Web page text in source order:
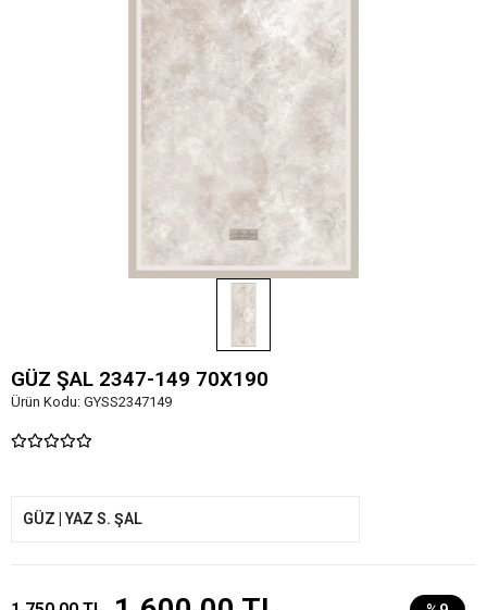
GÜZ ŞAL 2347-149 70X190
Ürün Kodu: GYSS2347149
GÜZ | YAZ S. ŞAL